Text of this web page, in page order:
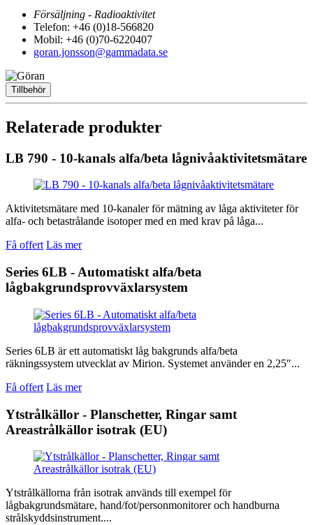
Försäljning - Radioaktivitet
Telefon: +46 (0)18-566820
Mobil: +46 (0)70-6220407
goran.jonsson@gammadata.se
Tillbehör
Relaterade produkter
LB 790 - 10-kanals alfa/beta lågnivåaktivitetsmätare
Aktivitetsmätare med 10-kanaler för mätning av låga aktiviteter för
alfa- och betastrålande isotoper med en med krav på låga...
Få offert Läs mer
Series 6LB - Automatiskt alfa/beta
lågbakgrundsprovväxlarsystem
Series 6LB är ett automatiskt låg bakgrunds alfa/beta
räkningssystem utvecklat av Mirion. Systemet använder en 2,25″...
Få offert Läs mer
Ytstrålkällor - Planschetter, Ringar samt
Areastrålkällor isotrak (EU)
Ytstrålkällorna från isotrak används till exempel för
lågbakgrundsmätare, hand/fot/personmonitorer och handburna
strålskyddsinstrument....